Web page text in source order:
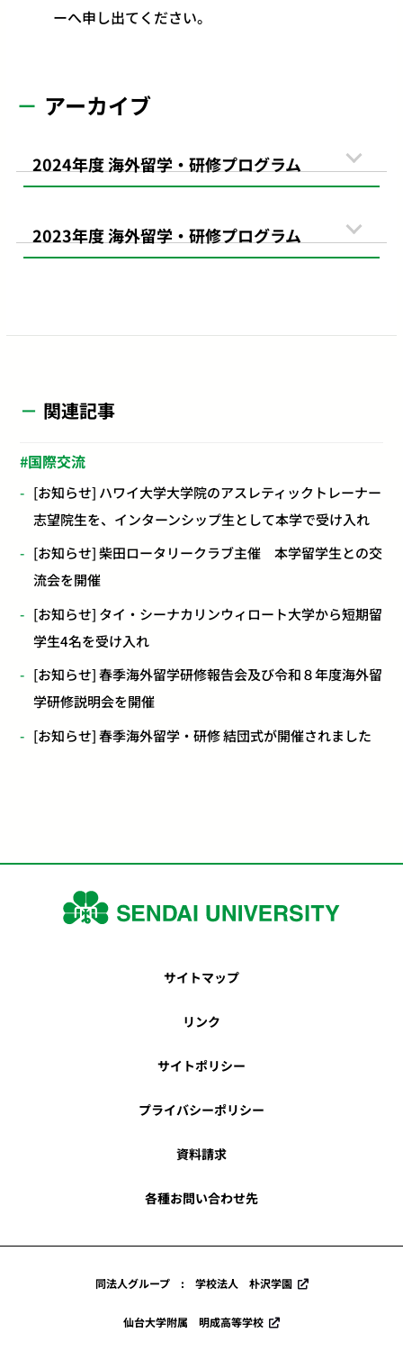
ーへ申し出てください。
アーカイブ
2024年度 海外留学・研修プログラム
2023年度 海外留学・研修プログラム
関連記事
国際交流
[お知らせ] ハワイ大学大学院のアスレティックトレーナー
志望院生を、インターンシップ生として本学で受け入れ
[お知らせ] 柴田ロータリークラブ主催 本学留学生との交
流会を開催
[お知らせ] タイ・シーナカリンウィロート大学から短期留
学生4名を受け入れ
[お知らせ] 春季海外留学研修報告会及び令和８年度海外留
学研修説明会を開催
[お知らせ] 春季海外留学・研修 結団式が開催されました
サイトマップ
リンク
サイトポリシー
プライバシーポリシー
資料請求
各種お問い合わせ先
同法人グループ : 学校法人 朴沢学園
仙台大学附属 明成高等学校